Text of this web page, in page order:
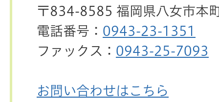
〒834-8585 福岡県八女市本
電話番号： 0943-23-1351
ファックス： 0943-25-7093
お問い合わせはこちら